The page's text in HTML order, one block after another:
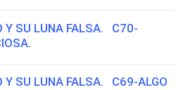
Y SU LUNA FALSA. C70-
Y SU LUNA FALSA. C69-ALGO